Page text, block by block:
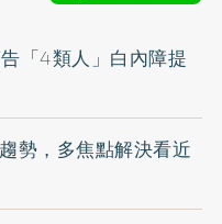
「4類人」白內障提
勢，多焦點解決看近